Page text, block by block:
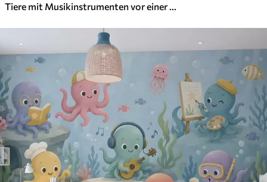
Tiere mit Musikinstrumenten vor einer tropischen Landschaft